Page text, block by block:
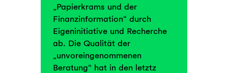
„Papierkrams und der
Finanzinformation“ durch
Eigeninitiative und Recherche
ab. Die Qualität der
„unvoreingenommenen
Beratung“ hat in den letztz